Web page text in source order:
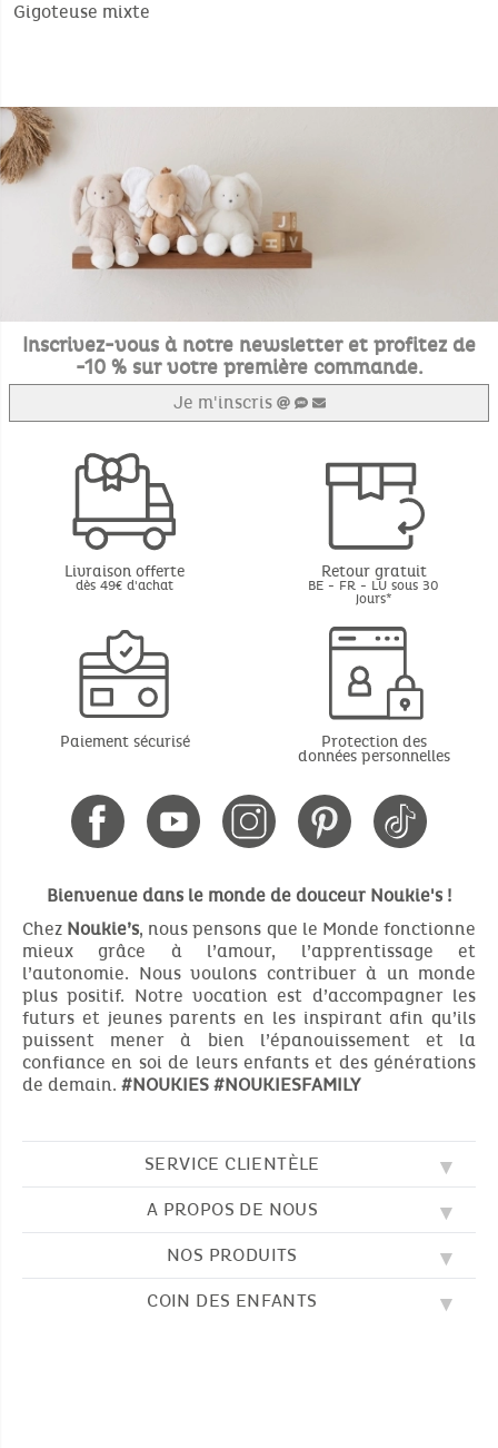
Gigoteuse mixte
Inscrivez-vous à notre newsletter et profitez de
-10 % sur votre première commande.
Je m'inscris
Livraison offerte
dès 49€ d'achat
Retour gratuit
BE - FR - LU sous 30
jours*
Paiement sécurisé Protection des
données personnelles
Bienvenue dans le monde de douceur Noukie's !
Chez Noukie’s, nous pensons que le Monde fonctionne
mieux grâce à l’amour, l’apprentissage et
l’autonomie. Nous voulons contribuer à un monde
plus positif. Notre vocation est d’accompagner les
futurs et jeunes parents en les inspirant afin qu’ils
puissent mener à bien l’épanouissement et la
confiance en soi de leurs enfants et des générations
de demain. #NOUKIES #NOUKIESFAMILY
SERVICE CLIENTÈLE
QUESTIONS FRÉQUENTES (FAQ)
CONTACTEZ-NOUS
CGV
A PROPOS DE NOUS
NOS VALEURS
NOTRE HISTOIRE
NOS PRODUITS
BRODERIE
COIN DES ENFANTS